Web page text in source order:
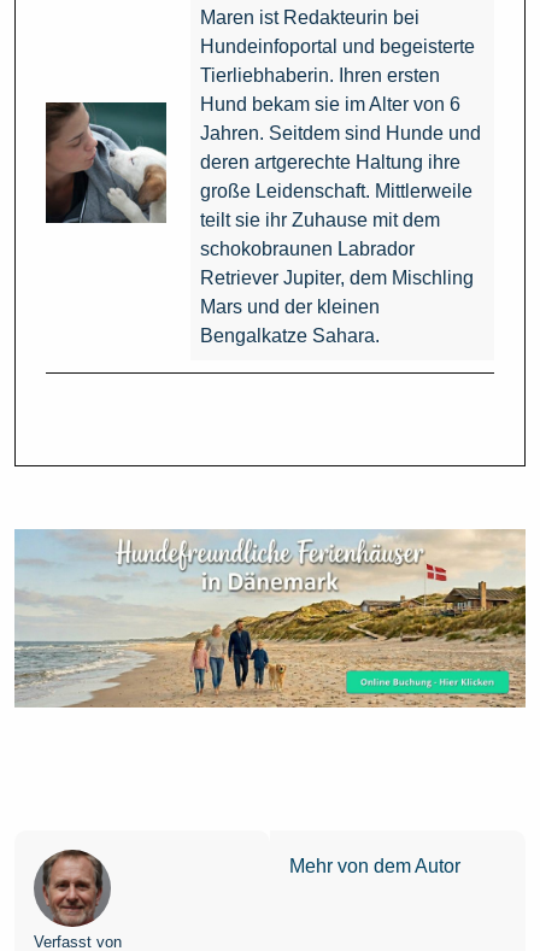
Maren ist Redakteurin bei
Hundeinfoportal und begeisterte
Tierliebhaberin. Ihren ersten
Hund bekam sie im Alter von 6
Jahren. Seitdem sind Hunde und
deren artgerechte Haltung ihre
große Leidenschaft. Mittlerweile
teilt sie ihr Zuhause mit dem
schokobraunen Labrador
Retriever Jupiter, dem Mischling
Mars und der kleinen
Bengalkatze Sahara.
Verfasst von
Mehr von dem Autor